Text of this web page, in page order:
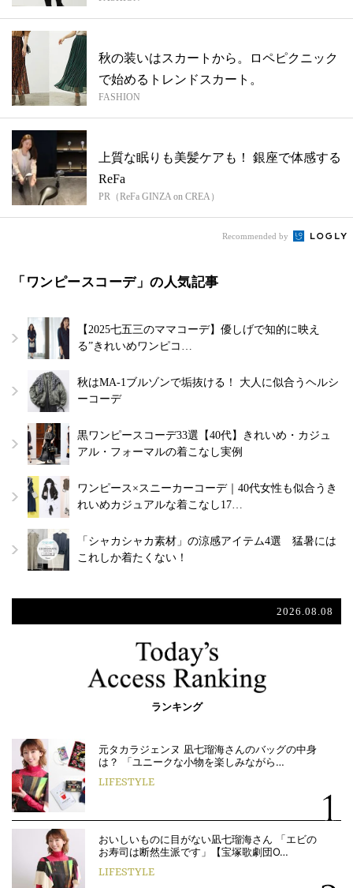
秋の装いはスカートから。ロペピクニック
で始めるトレンドスカート。
FASHION
上質な眠りも美髪ケアも！ 銀座で体感する
ReFa
PR（ReFa GINZA on CREA）
Recommended by
「ワンピースコーデ」の人気記事
【2025七五三のママコーデ】優しげで知的に映え
る”きれいめワンピコ…
秋はMA-1ブルゾンで垢抜ける！ 大人に似合うヘルシ
ーコーデ
黒ワンピースコーデ33選【40代】きれいめ・カジュ
アル・フォーマルの着こなし実例
ワンピース×スニーカーコーデ｜40代女性も似合うき
れいめカジュアルな着こなし17…
「シャカシャカ素材」の涼感アイテム4選 猛暑には
これしか着たくない！
2026.08.08
ランキング
元タカラジェンヌ 凪七瑠海さんのバッグの中身
は？ 「ユニークな小物を楽しみながら…
LIFESTYLE
おいしいものに目がない凪七瑠海さん 「エビの
お寿司は断然生派です」【宝塚歌劇団O…
LIFESTYLE